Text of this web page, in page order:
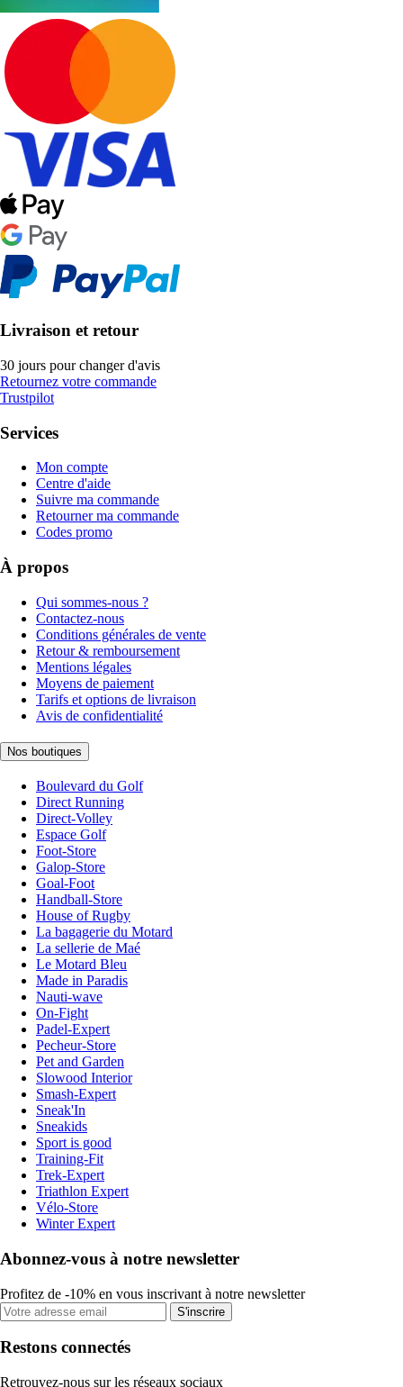
Livraison et retour
30 jours pour changer d'avis
Retournez votre commande
Trustpilot
Services
Mon compte
Centre d'aide
Suivre ma commande
Retourner ma commande
Codes promo
À propos
Qui sommes-nous ?
Contactez-nous
Conditions générales de vente
Retour & remboursement
Mentions légales
Moyens de paiement
Tarifs et options de livraison
Avis de confidentialité
Nos boutiques
Boulevard du Golf
Direct Running
Direct-Volley
Espace Golf
Foot-Store
Galop-Store
Goal-Foot
Handball-Store
House of Rugby
La bagagerie du Motard
La sellerie de Maé
Le Motard Bleu
Made in Paradis
Nauti-wave
On-Fight
Padel-Expert
Pecheur-Store
Pet and Garden
Slowood Interior
Smash-Expert
Sneak'In
Sneakids
Sport is good
Training-Fit
Trek-Expert
Triathlon Expert
Vélo-Store
Winter Expert
Abonnez-vous à notre newsletter
Profitez de -10% en vous inscrivant à notre newsletter
S'inscrire
Restons connectés
Retrouvez-nous sur les réseaux sociaux